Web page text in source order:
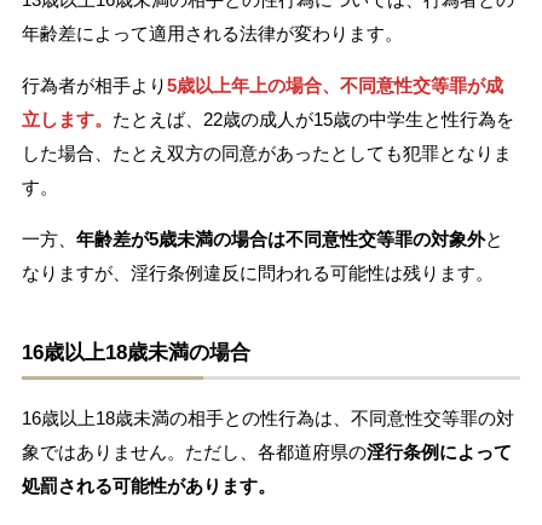
年齢差によって適用される法律が変わります。
行為者が相手より5歳以上年上の場合、不同意性交等罪が成
立します。 たとえば、22歳の成人が15歳の中学生と性行為を
した場合、たとえ双方の同意があったとしても犯罪となりま
す。
一方、 年齢差が5歳未満の場合は不同意性交等罪の対象外と
なりますが、淫行条例違反に問われる可能性は残ります。
16歳以上18歳未満の場合
16歳以上18歳未満の相手との性行為は、不同意性交等罪の対
象ではありません。ただし、各都道府県の淫行条例によって
処罰される可能性があります。